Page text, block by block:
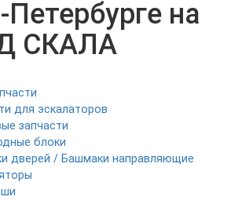
на
СКАЛА
для эскалаторов
запчасти
блоки
дверей / Башмаки направляющие